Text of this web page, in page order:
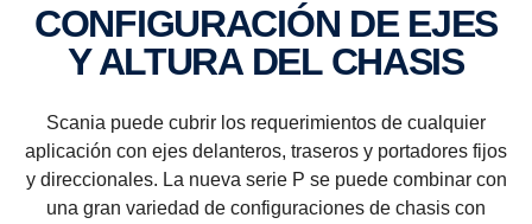
CONFIGURACIÓN DE EJES
Y ALTURA DEL CHASIS
Scania puede cubrir los requerimientos de cualquier
aplicación con ejes delanteros, traseros y portadores fijos
y direccionales. La nueva serie P se puede combinar con
una gran variedad de configuraciones de chasis con